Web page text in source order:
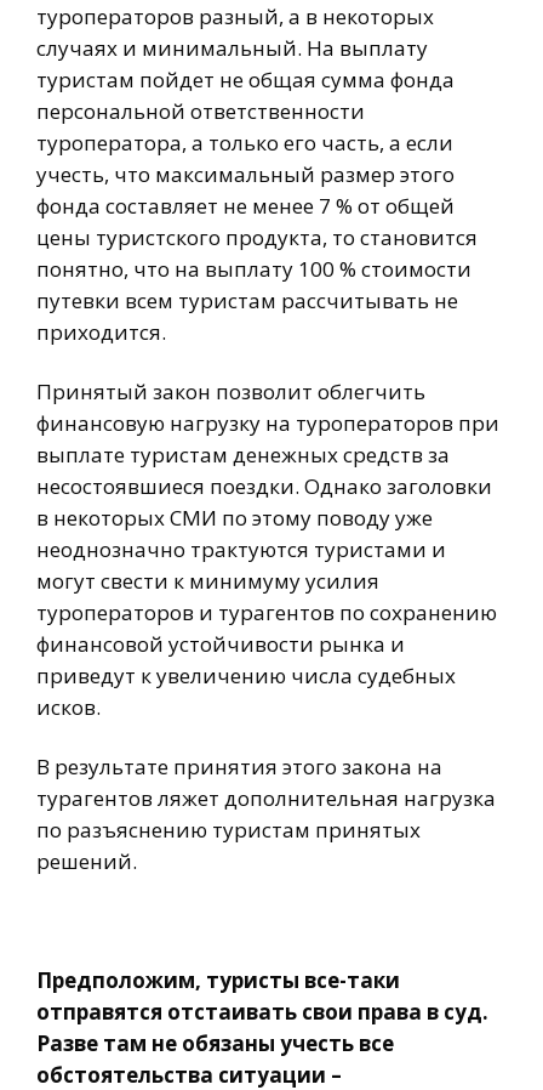
туроператоров разный, а в некоторых
случаях и минимальный. На выплату
туристам пойдет не общая сумма фонда
персональной ответственности
туроператора, а только его часть, а если
учесть, что максимальный размер этого
фонда составляет не менее 7 % от общей
цены туристского продукта, то становится
понятно, что на выплату 100 % стоимости
путевки всем туристам рассчитывать не
приходится.
Принятый закон позволит облегчить
финансовую нагрузку на туроператоров при
выплате туристам денежных средств за
несостоявшиеся поездки. Однако заголовки
в некоторых СМИ по этому поводу уже
неоднозначно трактуются туристами и
могут свести к минимуму усилия
туроператоров и турагентов по сохранению
финансовой устойчивости рынка и
приведут к увеличению числа судебных
исков.
В результате принятия этого закона на
турагентов ляжет дополнительная нагрузка
по разъяснению туристам принятых
решений.
Предположим, туристы все-таки
отправятся отстаивать свои права в суд.
Разве там не обязаны учесть все
обстоятельства ситуации –